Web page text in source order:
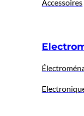
Accessoires